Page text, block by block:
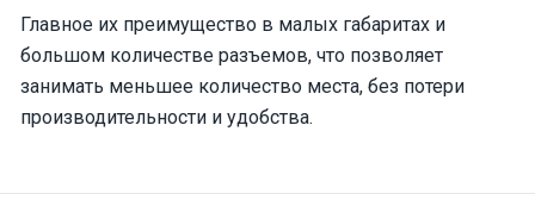
Главное их преимущество в малых габаритах и
большом количестве разъемов, что позволяет
занимать меньшее количество места, без потери
производительности и удобства.